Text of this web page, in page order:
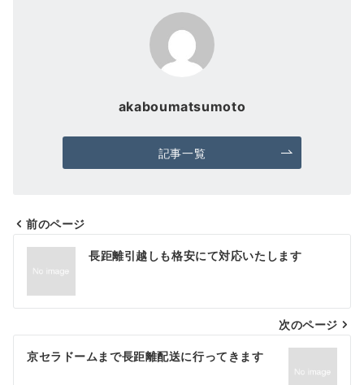
akaboumatsumoto
記事一覧
投
ナ
ビ
ゲ
前のページ
長距離引越しも格安にて対応いたします
次のページ
京セラドームまで長距離配送に行ってきます